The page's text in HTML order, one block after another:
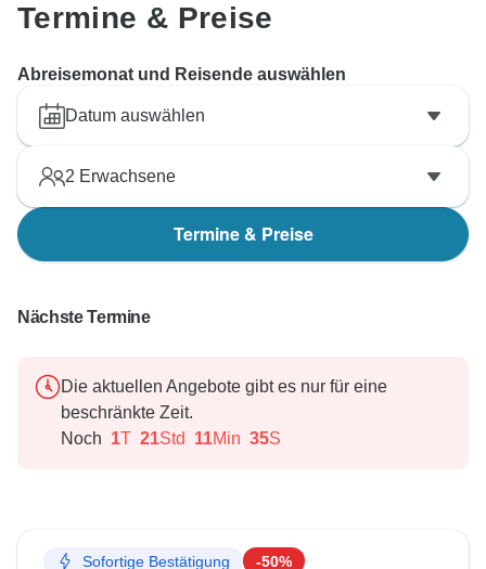
Termine & Preise
Abreisemonat und Reisende auswählen
Datum auswählen
2 Erwachsene
Termine & Preise
Nächste Termine
Die aktuellen Angebote gibt es nur für eine
beschränkte Zeit.
Noch 1T 21Std 11Min 34S
Sofortige Bestätigung -50%